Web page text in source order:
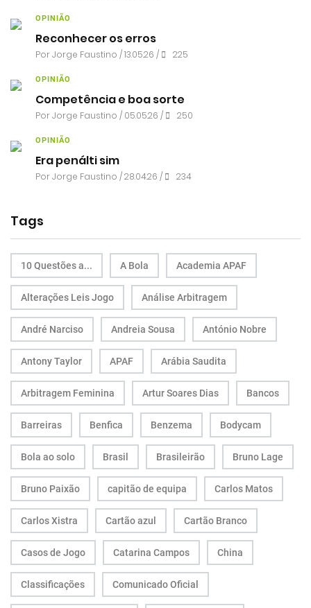
OPINIÃO
Reconhecer os erros
PorJorge Faustino / 13.05.26 / 225
OPINIÃO
Competência e boa sorte
PorJorge Faustino / 05.05.26 / 250
OPINIÃO
Era penálti sim
PorJorge Faustino / 28.04.26 / 234
Tags
10 Questões a... A Bola Academia APAF
Alterações Leis Jogo Análise Arbitragem
André Narciso Andreia Sousa António Nobre
Antony Taylor APAF Arábia Saudita
Arbitragem Feminina Artur Soares Dias Bancos
Barreiras Benfica Benzema Bodycam
Bola ao solo Brasil Brasileirão Bruno Lage
Bruno Paixão capitão de equipa Carlos Matos
Carlos Xistra Cartão azul Cartão Branco
Casos de Jogo Catarina Campos China
Classificações Comunicado Oficial